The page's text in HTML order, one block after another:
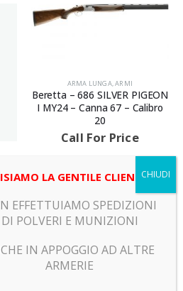
ARMA LUNGA,ARMI
Beretta – 686 SILVER PIGEON
I MY24 – Canna 67 – Calibro
20
Call For Price
LA GENTILE CLIENTELA
EFFETTUIAMO SPEDIZIONI
DI POLVERI E MUNIZIONI
IN APPOGGIO AD ALTRE
ARMERIE